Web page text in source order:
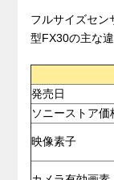
フルサイズセン
型FX30の主な
発売日
ソニーストア価
映像素子